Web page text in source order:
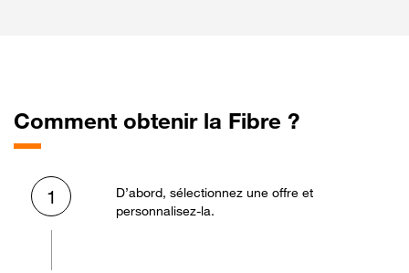
Comment obtenir la Fibre ?
1
D’abord, sélectionnez une offre et
personnalisez-la.